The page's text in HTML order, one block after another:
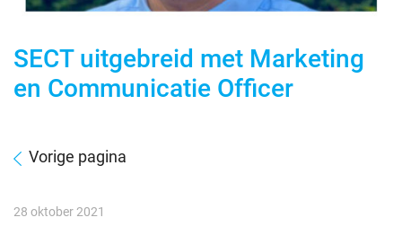
SECT uitgebreid met Marketing
en Communicatie Officer
Vorige pagina
28 oktober 2021